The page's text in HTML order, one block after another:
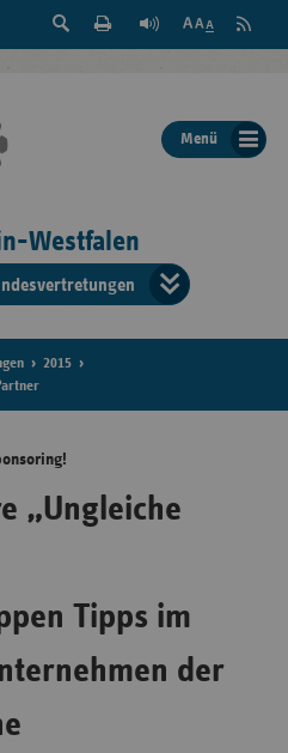
Suche
der
Seite
Feed
Menü
Westfalen
der
2015
„Ungleiche
Tipps im
der